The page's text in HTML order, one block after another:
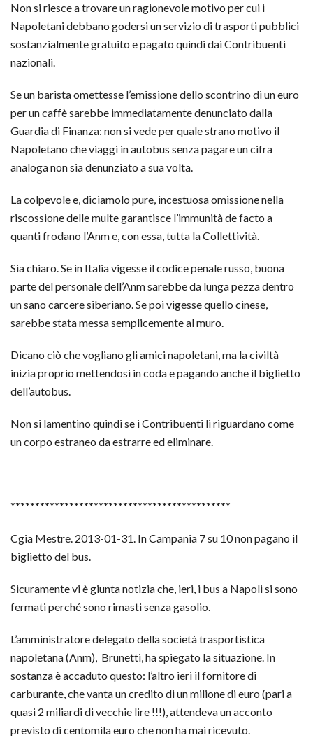
Non si riesce a trovare un ragionevole motivo per cui i
Napoletani debbano godersi un servizio di trasporti pubblici
sostanzialmente gratuito e pagato quindi dai Contribuenti
nazionali.
Se un barista omettesse l’emissione dello scontrino di un euro
per un caffè sarebbe immediatamente denunciato dalla
Guardia di Finanza: non si vede per quale strano motivo il
Napoletano che viaggi in autobus senza pagare un cifra
analoga non sia denunziato a sua volta.
La colpevole e, diciamolo pure, incestuosa omissione nella
riscossione delle multe garantisce l’immunità de facto a
quanti frodano l’Anm e, con essa, tutta la Collettività.
Sia chiaro. Se in Italia vigesse il codice penale russo, buona
parte del personale dell’Anm sarebbe da lunga pezza dentro
un sano carcere siberiano. Se poi vigesse quello cinese,
sarebbe stata messa semplicemente al muro.
Dicano ciò che vogliano gli amici napoletani, ma la civiltà
inizia proprio mettendosi in coda e pagando anche il biglietto
dell’autobus.
Non si lamentino quindi se i Contribuenti li riguardano come
un corpo estraneo da estrarre ed eliminare.
*********************************************
Cgia Mestre. 2013-01-31. In Campania 7 su 10 non pagano il
biglietto del bus.
Sicuramente vi è giunta notizia che, ieri, i bus a Napoli si sono
fermati perché sono rimasti senza gasolio.
L’amministratore delegato della società trasportistica
napoletana (Anm), Brunetti, ha spiegato la situazione. In
sostanza è accaduto questo: l’altro ieri il fornitore di
carburante, che vanta un credito di un milione di euro (pari a
quasi 2 miliardi di vecchie lire !!!), attendeva un acconto
previsto di centomila euro che non ha mai ricevuto.